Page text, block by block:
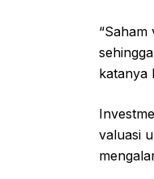
katanya
valuasi